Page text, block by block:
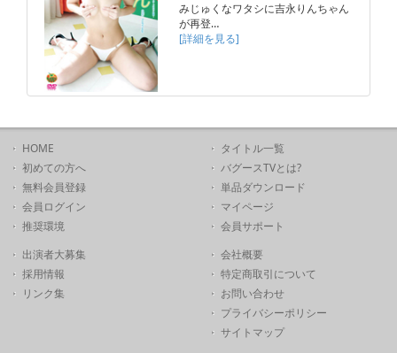
みじゅくなワタシに吉永りんちゃん
が再登…
[詳細を見る]
HOME
初めての方へ
無料会員登録
会員ログイン
推奨環境
タイトル一覧
バグースTVとは?
単品ダウンロード
マイページ
会員サポート
出演者大募集
採用情報
リンク集
会社概要
特定商取引について
お問い合わせ
プライバシーポリシー
サイトマップ